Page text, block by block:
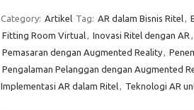
Category: Artikel Tag: AR dalam Bisnis Ritel,
Fitting Room Virtual, Inovasi Ritel dengan AR ,
Pemasaran dengan Augmented Reality,
Pengalaman Pelanggan dengan Augmented
Implementasi AR dalam Ritel, Teknologi AR